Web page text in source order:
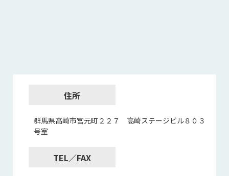
住所
群馬県高崎市宮元町２２７ 高崎ステージビル８０３
号室
TEL／FAX